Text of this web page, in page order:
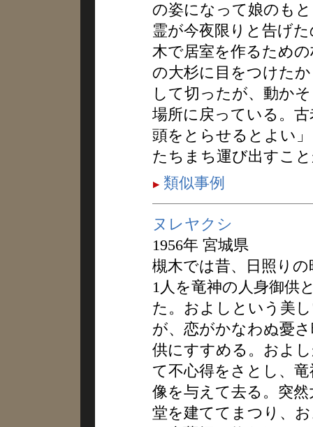
の姿になって娘のも
霊が今夜限りと告げ
木で居室を作るため
の大杉に目をつけた
して切ったが、動か
場所に戻っている。
頭をとらせるとよい
たちまち運び出すこ
類似事例
ヌレヤクシ
1956年 宮城県
槻木では昔、日照り
1人を竜神の人身御供
た。およしという美
が、恋がかなわぬ憂
供にすすめる。およ
て不心得をさとし、
像を与えて去る。突
堂を建ててまつり、